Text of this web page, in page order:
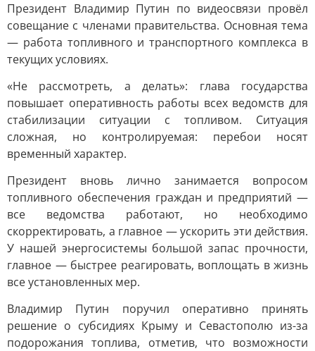
Президент Владимир Путин по видеосвязи провёл
совещание с членами правительства. Основная тема
— работа топливного и транспортного комплекса в
текущих условиях.
«Не рассмотреть, а делать»: глава государства
повышает оперативность работы всех ведомств для
стабилизации ситуации с топливом. Ситуация
сложная, но контролируемая: перебои носят
временный характер.
Президент вновь лично занимается вопросом
топливного обеспечения граждан и предприятий —
все ведомства работают, но необходимо
скорректировать, а главное — ускорить эти действия.
У нашей энергосистемы большой запас прочности,
главное — быстрее реагировать, воплощать в жизнь
все установленных мер.
Владимир Путин поручил оперативно принять
решение о субсидиях Крыму и Севастополю из-за
подорожания топлива, отметив, что возможности